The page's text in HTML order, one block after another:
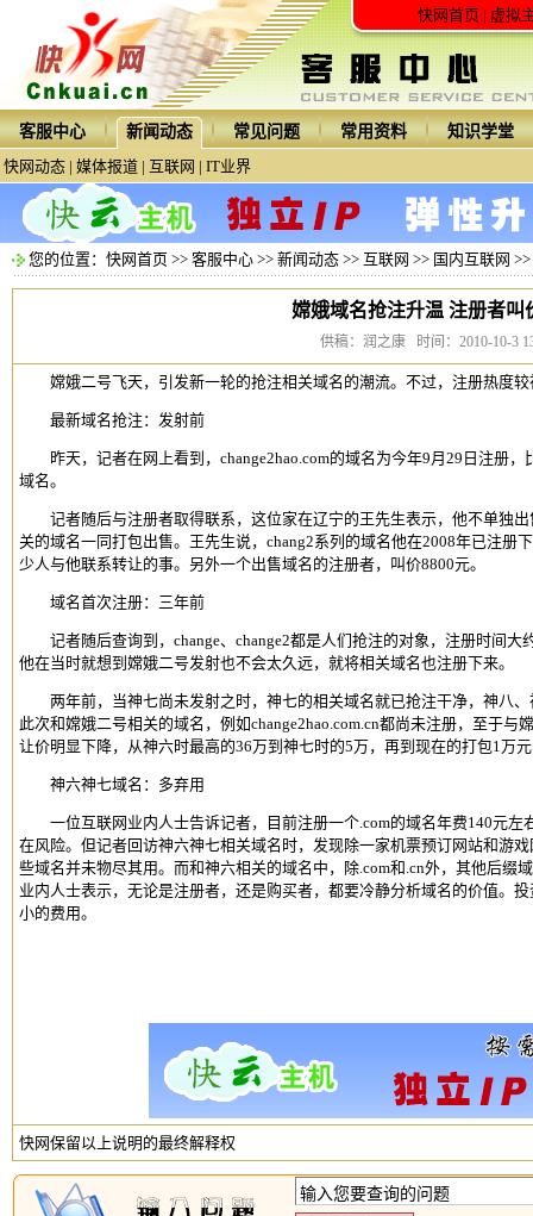
快网首页| 虚拟
客服中心 新闻动态 常见问题 常用资料
知识学堂
快网动态 | 媒体报道 | 互联网 | IT业界
您的位置： 快网首页 >> 客服中心 >> 新闻动态 >> 互联网 >> 国内互联网
嫦娥域名抢注升温 注册者叫
供稿：润之康 时间：2010-10-3
嫦娥二号飞天，引发新一轮的抢注相关域名的潮流。不过，注册热度较
最新域名抢注：发射前
昨天，记者在网上看到，change2hao.com的域名为今年9月29日注册，
域名。
记者随后与注册者取得联系，这位家在辽宁的王先生表示，他不单独出
关的域名一同打包出售。王先生说，chang2系列的域名他在2008年已注册
少人与他联系转让的事。另外一个出售域名的注册者，叫价8800元。
域名首次注册：三年前
记者随后查询到，change、change2都是人们抢注的对象，注册时间大
他在当时就想到嫦娥二号发射也不会太久远，就将相关域名也注册下来。
两年前，当神七尚未发射之时，神七的相关域名就已抢注干净，神八、
此次和嫦娥二号相关的域名，例如change2hao.com.cn都尚未注册，至于
让价明显下降，从神六时最高的36万到神七时的5万，再到现在的打包1万
神六神七域名：多弃用
一位互联网业内人士告诉记者，目前注册一个.com的域名年费140元左
在风险。但记者回访神六神七相关域名时，发现除一家机票预订网站和游
些域名并未物尽其用。而和神六相关的域名中，除.com和.cn外，其他后缀
业内人士表示，无论是注册者，还是购买者，都要冷静分析域名的价值。
小的费用。
快网保留以上说明的最终解释权